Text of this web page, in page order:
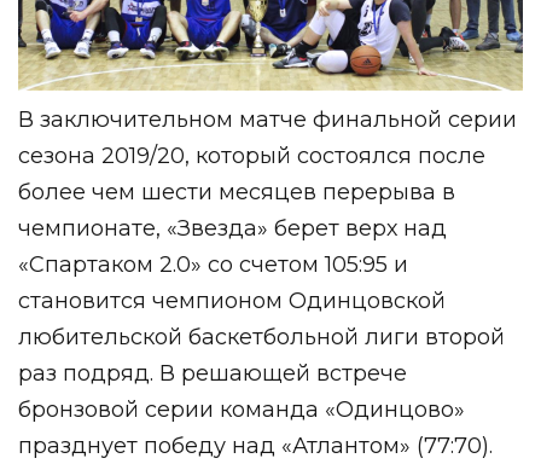
В заключительном матче финальной серии
сезона 2019/20, который состоялся после
более чем шести месяцев перерыва в
чемпионате, «Звезда» берет верх над
«Спартаком 2.0» со счетом 105:95 и
становится чемпионом Одинцовской
любительской баскетбольной лиги второй
раз подряд. В решающей встрече
бронзовой серии команда «Одинцово»
празднует победу над «Атлантом» (77:70).